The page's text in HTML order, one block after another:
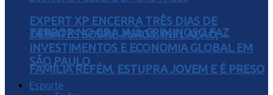
TERROR NO GRAJAÚ: CRIMINOSO FAZ
FAMÍLIA REFÉM, ESTUPRA JOVEM E É PRESO
EXPERT XP ENCERRA TRÊS DIAS DE
DEBATES SOBRE JUROS, INFLAÇÃO,
INVESTIMENTOS E ECONOMIA GLOBAL EM
SÃO PAULO
Esporte